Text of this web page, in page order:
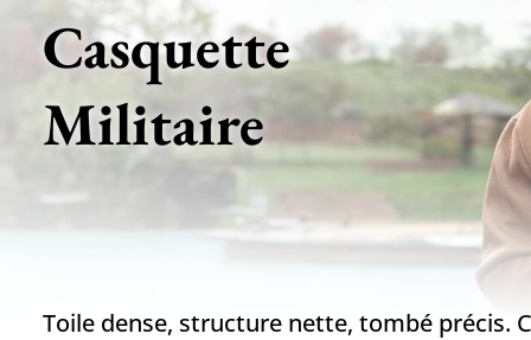
Casquette
Militaire
Toile dense, structure nette, tombé précis.